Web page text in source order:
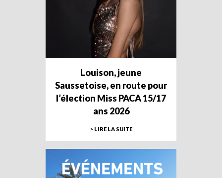
Louison, jeune
Saussetoise, en route pour
l’élection Miss PACA 15/17
ans 2026
> LIRE LA SUITE